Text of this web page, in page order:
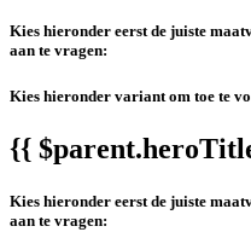
Kies hieronder eerst de juiste
aan te vragen:
Kies hieronder variant om toe te
{{
Kies hieronder eerst de juiste
aan te vragen: